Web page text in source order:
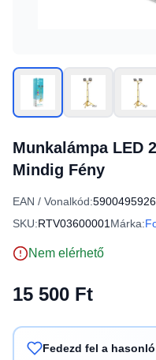
Munkalámpa LED
Mindig Fény
EAN / Vonalkód:
SKU:RTV03600001 Márka:
Nem elérhető
15 500 Ft
Fedezd fel a